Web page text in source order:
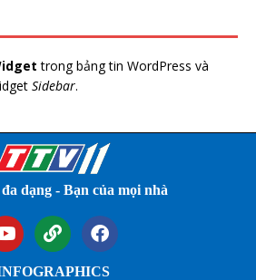
trong bảng tin WordPress và
Sidebar.
dạng - Bạn của mọi nhà